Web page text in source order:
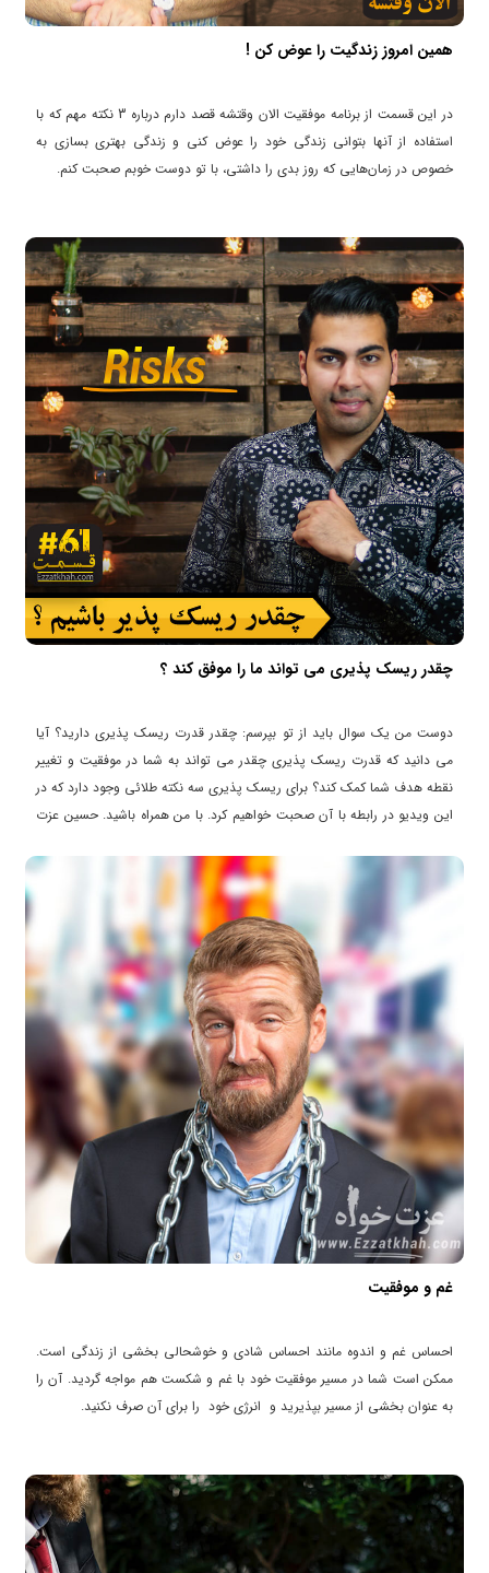
همین امروز زندگیت را عوض کن !
در این قسمت از برنامه موفقیت الان وقتشه قصد دارم درباره 3 نکته مهم که با
استفاده از آنها بتوانی زندگی خود را عوض کنی و زندگی بهتری بسازی به
خصوص در زمان‌هایی که روز بدی را داشتی، با تو دوست خوبم صحبت کنم.
چقدر ریسک پذیری می تواند ما را موفق کند ؟
دوست من یک سوال باید از تو بپرسم: چقدر قدرت ریسک پذیری دارید؟ آیا
می دانید که قدرت ریسک پذیری چقدر می تواند به شما در موفقیت و تغییر
نقطه هدف شما کمک کند؟ برای ریسک پذیری سه نکته طلائی وجود دارد که در
این ویدیو در رابطه با آن صحبت خواهیم کرد. با من همراه باشید. حسین عزت
غم و موفقیت
احساس غم و اندوه مانند احساس شادی و خوشحالی بخشی از زندگی است.
ممکن است شما در مسیر موفقیت خود با غم و شکست هم مواجه گردید. آن را
به عنوان بخشی از مسیر بپذیرید و انرژی خود را برای آن صرف نکنید.